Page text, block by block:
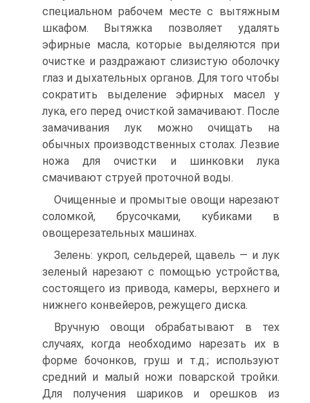
специальном рабочем месте с вытяжным
шкафом. Вытяжка позволяет удалять
эфирные масла, которые выделяются при
очистке и раздражают слизистую обо­лочку
глаз и дыхательных органов. Для того чтобы
сократить выде­ление эфирных масел у
лука, его перед очисткой замачивают. После
замачивания лук можно очищать на
обычных производственных столах. Лезвие
ножа для очистки и шинковки лука
смачивают струей проточной воды.
Очищенные и промытые овощи нарезают
соломкой, брусоч­ками, кубиками в
овощерезательных машинах.
Зелень: укроп, сельдерей, щавель — и лук
зеленый нарезают с помощью устройства,
состоящего из привода, камеры, верхнего и
нижнего конвейеров, режущего диска.
Вручную овощи обрабатывают в тех
случаях, когда необходимо нарезать их в
форме бочонков, груш и т.д.; используют
средний и малый ножи поварской тройки.
Для получения шариков и ореш­ков из